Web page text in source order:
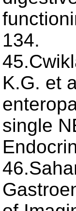
134.
K.G. et
single